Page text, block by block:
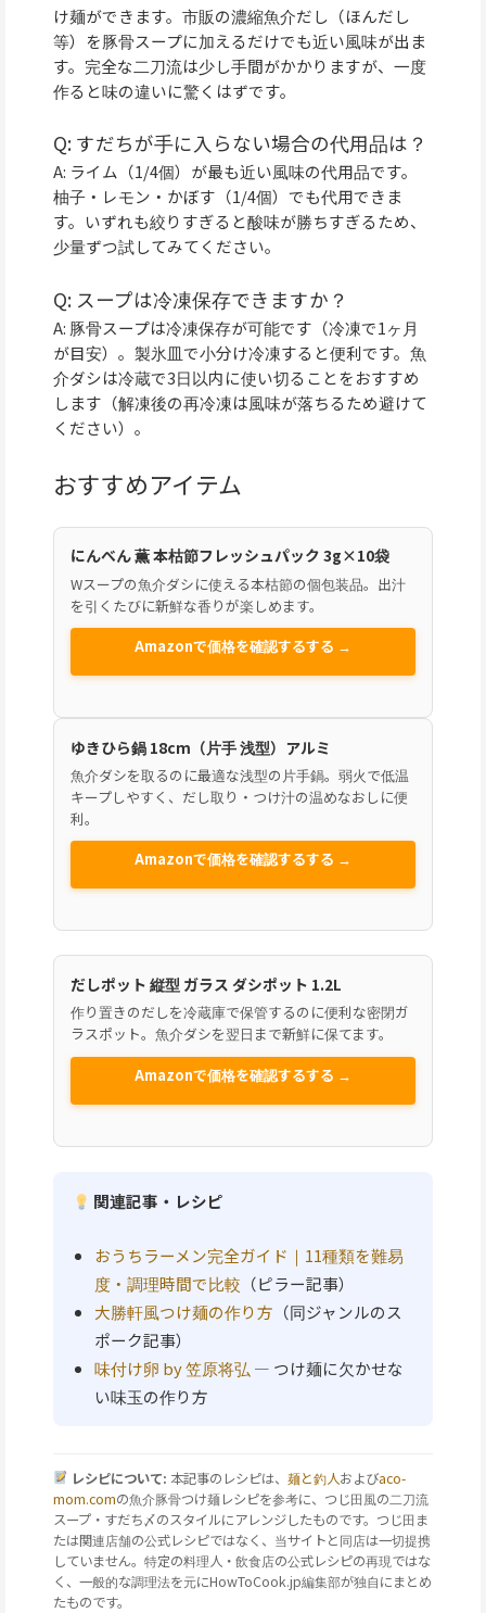
け麺ができます。市販の濃縮魚介だし（ほんだし
等）を豚骨スープに加えるだけでも近い風味が出ま
す。完全な二刀流は少し手間がかかりますが、一度
作ると味の違いに驚くはずです。
Q: すだちが手に入らない場合の代用品は？
A: ライム（1/4個）が最も近い風味の代用品です。
柚子・レモン・かぼす（1/4個）でも代用できま
す。いずれも絞りすぎると酸味が勝ちすぎるため、
少量ずつ試してみてください。
Q: スープは冷凍保存できますか？
A: 豚骨スープは冷凍保存が可能です（冷凍で1ヶ月
が目安）。製氷皿で小分け冷凍すると便利です。魚
介ダシは冷蔵で3日以内に使い切ることをおすすめ
します（解凍後の再冷凍は風味が落ちるため避けて
ください）。
おすすめアイテム
にんべん 薫 本枯節フレッシュパック 3g×10袋
Wスープの魚介ダシに使える本枯節の個包装品。出汁
を引くたびに新鮮な香りが楽しめます。
Amazonで価格を確認するする →
ゆきひら鍋 18cm（片手 浅型）アルミ
魚介ダシを取るのに最適な浅型の片手鍋。弱火で低温
キープしやすく、だし取り・つけ汁の温めなおしに便
利。
Amazonで価格を確認するする →
だしポット 縦型 ガラス ダシポット 1.2L
作り置きのだしを冷蔵庫で保管するのに便利な密閉ガ
ラスポット。魚介ダシを翌日まで新鮮に保てます。
Amazonで価格を確認するする →
関連記事・レシピ
おうちラーメン完全ガイド｜11種類を難易
度・調理時間で比較 （ピラー記事）
大勝軒風つけ麺の作り方 （同ジャンルのス
ポーク記事）
味付け卵 by 笠原将弘 — つけ麺に欠かせな
い味玉の作り方
レシピについて: 本記事のレシピは、麺と釣人およびaco-
mom.comの魚介豚骨つけ麺レシピを参考に、つじ田風の二刀流
スープ・すだち〆のスタイルにアレンジしたものです。つじ田ま
たは関連店舗の公式レシピではなく、当サイトと同店は一切提携
していません。特定の料理人・飲食店の公式レシピの再現ではな
く、一般的な調理法を元にHowToCook.jp編集部が独自にまとめ
たものです。